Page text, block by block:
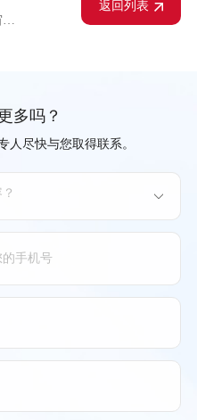
transcosmos China大宇宙中国：以全链路电商服务，做品牌穿越周期的长期增长伙伴
返回列表
多吗？
人尽快与您取得联系。